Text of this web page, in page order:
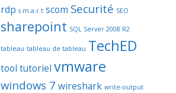
rdp s.m.a.r.t scom Securité SEO
sharepoint SQL Server 2008 R2
tableau tableau de tableau TechED
tool tutoriel vmware
windows 7 wireshark write-output